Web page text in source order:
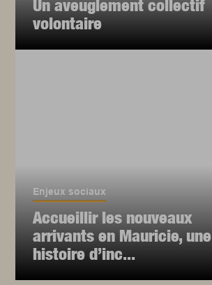
Un aveuglement collectif
volontaire
Enjeux sociaux
Accueillir les nouveaux
arrivants en Mauricie, une
histoire d’inc...